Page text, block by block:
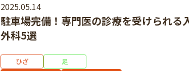
2025.05.14
駐車場完備！専門医の診療を受けられる
外科5選
ひざ
足